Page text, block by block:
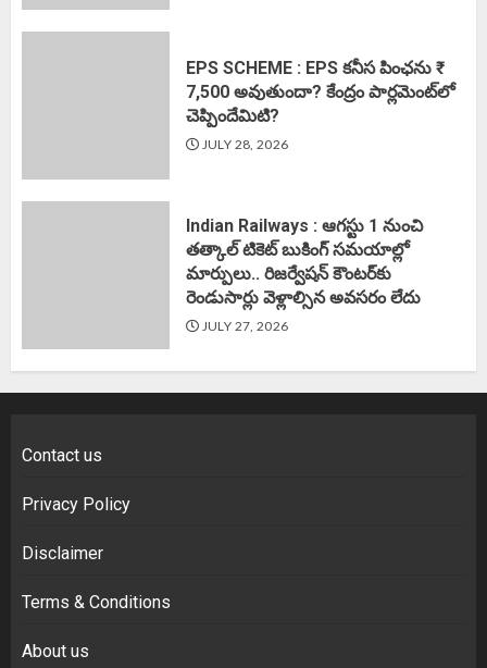
EPS SCHEME : EPS కనీస పింఛను ₹
7,500 అవుతుందా? కేంద్రం పార్లమెంట్‌లో
చెప్పిందేమిటి?
JULY 28, 2026
Indian Railways : ఆగస్టు 1 నుంచి
తత్కాల్‌ టికెట్‌ బుకింగ్‌ సమయాల్లో
మార్పులు.. రిజర్వేషన్ కౌంటర్‌కు
రెండుసార్లు వెళ్లాల్సిన అవసరం లేదు
JULY 27, 2026
Contact us
Privacy Policy
Disclaimer
Terms & Conditions
About us